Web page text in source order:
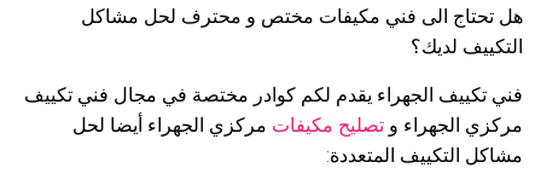
هل تحتاج الى فني مكيفات مختص و محترف لحل مشاكل
التكييف لديك؟
فني تكييف الجهراء يقدم لكم كوادر مختصة في مجال فني تكييف
مركزي الجهراء و تصليح مكيفات مركزي الجهراء أيضا لحل
مشاكل التكييف المتعددة: